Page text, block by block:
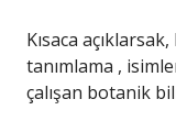
Kısaca
tanımlama ,
çalışan botanik